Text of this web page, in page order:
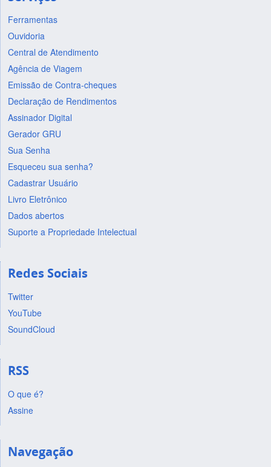
Ferramentas
Ouvidoria
Central de Atendimento
Agência de Viagem
Emissão de Contra-cheques
Declaração de Rendimentos
Assinador Digital
Gerador GRU
Sua Senha
Esqueceu sua senha?
Cadastrar Usuário
Livro Eletrônico
Dados abertos
Suporte a Propriedade Intelectual
Redes Sociais
Twitter
YouTube
SoundCloud
RSS
O que é?
Assine
Navegação